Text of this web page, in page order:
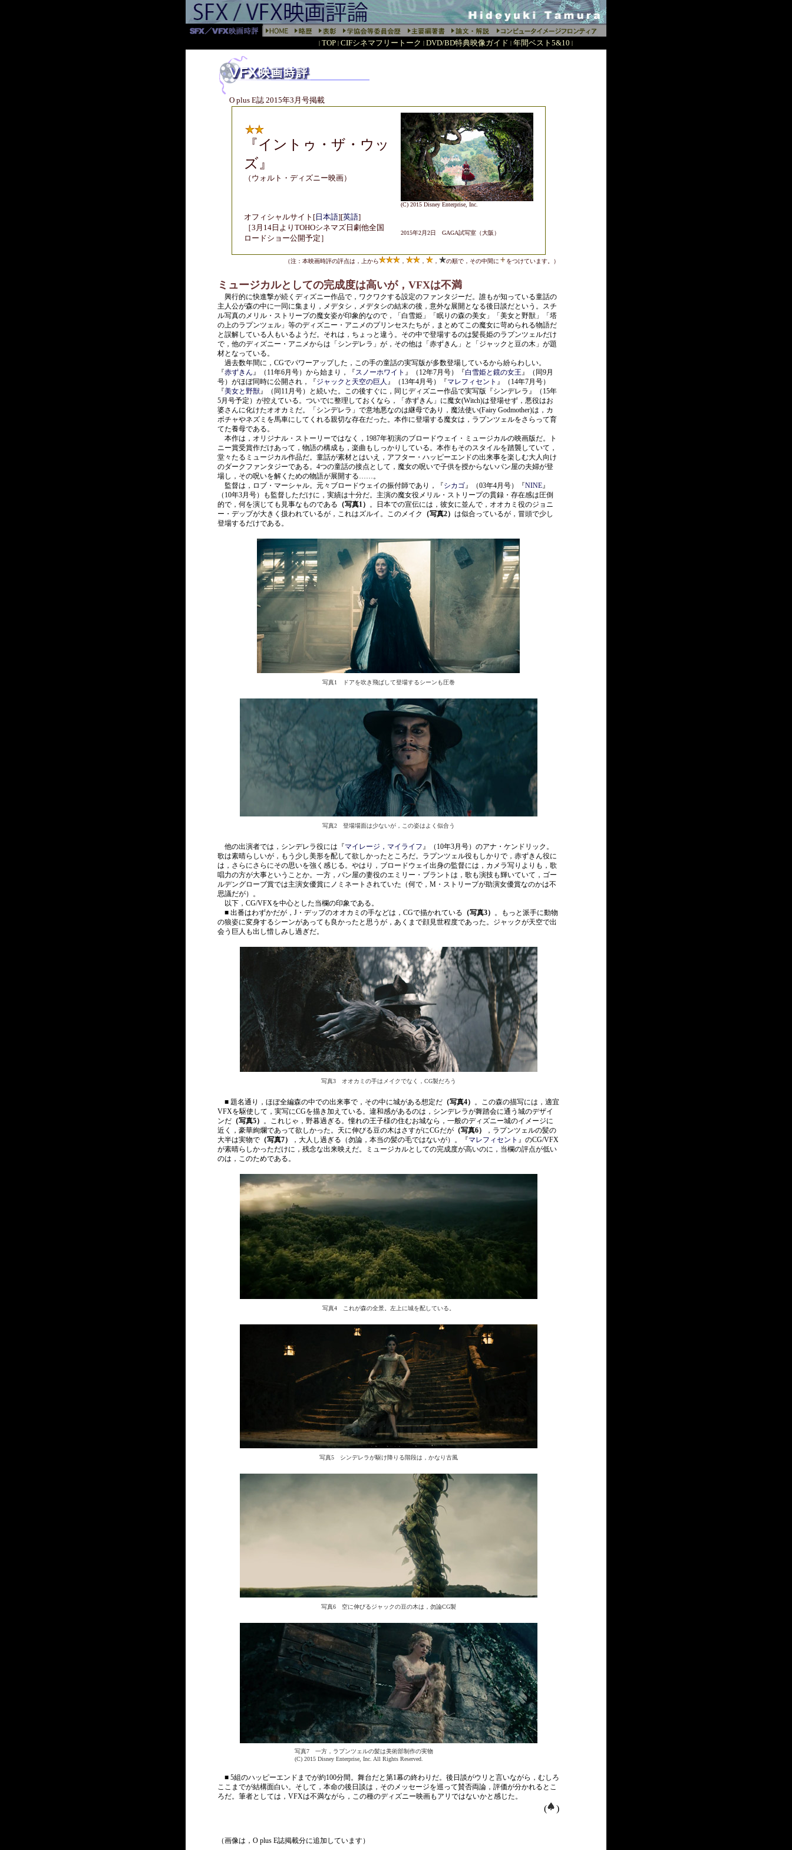
| TOP | CIFシネマフリートーク | DVD/BD特典映像ガイド | 年間ベスト5&10 |
O plus E誌 2015年3月号掲載
『イントゥ・ザ・ウッ
ズ』
（ウォルト・ディズニー映画）
(C) 2015 Disney Enterprise, Inc.
オフィシャルサイト [日本語][英語]
［3月14日よりTOHOシネマズ日劇他全国
ロードショー公開予定］
2015年2月2日 GAGA試写室（大阪）
（注：本映画時評の評点は，上から ， ， ， の順で，その中間に をつけています。）
ミュージカルとしての完成度は高いが，VFXは不満
興行的に快進撃が続くディズニー作品で，ワクワクする設定のファンタジーだ。誰もが知っている童話の
主人公が森の中に一同に集まり，メデタシ，メデタシの結末の後，意外な展開となる後日談だという。スチ
ル写真のメリル・ストリープの魔女姿が印象的なので，「白雪姫」「眠りの森の美女」「美女と野獣」「塔
の上のラプンツェル」等のディズニー・アニメのプリンセスたちが，まとめてこの魔女に苛められる物語だ
と誤解している人もいるようだ。それは，ちょっと違う。その中で登場するのは髪長姫のラプンツェルだけ
で，他のディズニー・アニメからは「シンデレラ」が，その他は「赤ずきん」と「ジャックと豆の木」が題
材となっている。
過去数年間に，CGでパワーアップした，この手の童話の実写版が多数登場しているから紛らわしい。
『赤ずきん』（11年6月号）から始まり，『スノーホワイト 』（12年7月号）『白雪姫と鏡の女王』（同9月
号）がほぼ同時に公開され，『ジャックと天空の巨人 』（13年4月号）『マレフィセント 』（14年7月号）
『美女と野獣』（同11月号）と続いた。この後すぐに，同じディズニー作品で実写版『シンデレラ』（15年
5月号予定）が控えている。ついでに整理しておくなら，「赤ずきん」に魔女(Witch)は登場せず，悪役はお
婆さんに化けたオオカミだ。「シンデレラ」で意地悪なのは継母であり，魔法使い(Fairy Godmother)は，カ
ボチャやネズミを馬車にしてくれる親切な存在だった。本作に登場する魔女は，ラプンツェルをさらって育
てた養母である。
本作は，オリジナル・ストーリーではなく，1987年初演のブロードウェイ・ミュージカルの映画版だ。ト
ニー賞受賞作だけあって，物語の構成も，楽曲もしっかりしている。本作もそのスタイルを踏襲していて，
堂々たるミュージカル作品だ。童話が素材とはいえ，アフター・ハッピーエンドの出来事を楽しむ大人向け
のダークファンタジーである。4つの童話の接点として，魔女の呪いで子供を授からないパン屋の夫婦が登
場し，その呪いを解くための物語が展開する……。
監督は，ロブ・マーシャル。元々ブロードウェイの振付師であり，『シカゴ』（03年4月号）『NINE』
（10年3月号）も監督しただけに，実績は十分だ。主演の魔女役メリル・ストリープの貫録・存在感は圧倒
的で，何を演じても見事なものである （写真1） 。日本での宣伝には，彼女に並んで，オオカミ役のジョニ
ー・デップが大きく扱われているが，これはズルイ。このメイク
（写真2） は似合っているが，冒頭で少し
登場するだけである。
写真1 ドアを吹き飛ばして登場するシーンも圧巻
写真2 登場場面は少ないが，この姿はよく似合う
他の出演者では，シンデレラ役には『マイレージ，マイライフ』（10年3月号）のアナ・ケンドリック。
歌は素晴らしいが，もう少し美形を配して欲しかったところだ。ラプンツェル役もしかりで，赤ずきん役に
は，さらにさらにその思いを強く感じる。やはり，ブロードウェイ出身の監督には，カメラ写りよりも，歌
唱力の方が大事ということか。一方，パン屋の妻役のエミリー・ブラントは，歌も演技も輝いていて，ゴー
ルデングローブ賞では主演女優賞にノミネートされていた（何で，M・ストリープが助演女優賞なのかは不
思議だが）。
以下，CG/VFXを中心とした当欄の印象である。
■ 出番はわずかだが，J・デップのオオカミの手などは，CGで描かれている （写真3） 。もっと派手に動物
の狼姿に変身するシーンがあっても良かったと思うが，あくまで顔見世程度であった。ジャックが天空で出
会う巨人も出し惜しみし過ぎだ。
写真3 オオカミの手はメイクでなく，CG製だろう
■ 題名通り，ほぼ全編森の中での出来事で，その中に城がある想定だ （写真4） 。この森の描写には，適宜
VFXを駆使して，実写にCGを描き加えている。違和感があるのは，シンデレラが舞踏会に通う城のデザイ
ンだ （写真5） 。これじゃ，野暮過ぎる。憧れの王子様の住むお城なら，一般のディズニー城のイメージに
近く，豪華絢爛であって欲しかった。天に伸びる豆の木はさすがにCGだが （写真6）
，ラプンツェルの髪の
大半は実物で （写真7） ，大人し過ぎる（勿論，本当の髪の毛ではないが）。『マレフィセント 』のCG/VFX
が素晴らしかっただけに，残念な出来映えだ。ミュージカルとしての完成度が高いのに，当欄の評点が低い
のは，このためである。
写真4 これが森の全景。左上に城を配している。
写真5 シンデレラが駆け降りる階段は，かなり古風
写真6 空に伸びるジャックの豆の木は，勿論CG製
写真7 一方，ラプンツェルの髪は美術部制作の実物
(C) 2015 Disney Enterprise, Inc. All Rights Reserved.
■ 5組のハッピーエンドまでが約100分間。舞台だと第1幕の終わりだ。後日談がウリと言いながら，むしろ
ここまでが結構面白い。そして，本命の後日談は，そのメッセージを巡って賛否両論，評価が分かれるとこ
ろだ。筆者としては，VFXは不満ながら，この種のディズニー映画もアリではないかと感じた。
( )
（画像は，O plus E誌掲載分に追加しています）